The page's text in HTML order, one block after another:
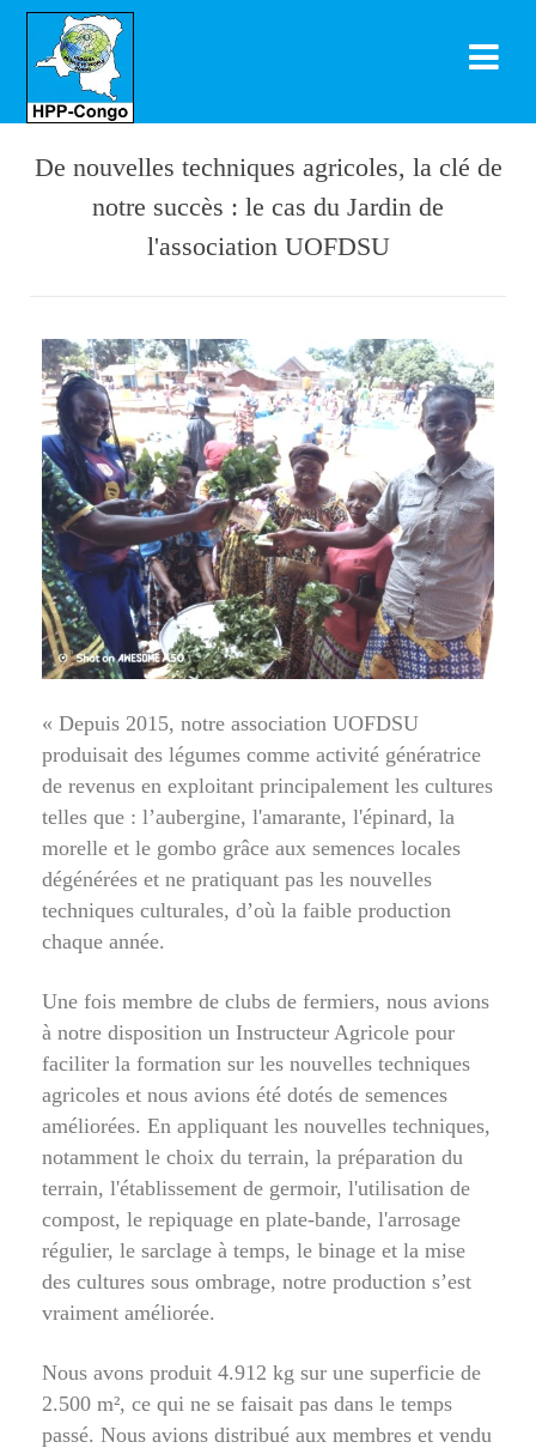
De nouvelles techniques agricoles, la clé de
notre succès : le cas du Jardin de
l'association UOFDSU
« Depuis 2015, notre association UOFDSU
produisait des légumes comme activité génératrice
de revenus en exploitant principalement les cultures
telles que : l’aubergine, l'amarante, l'épinard, la
morelle et le gombo grâce aux semences locales
dégénérées et ne pratiquant pas les nouvelles
techniques culturales, d’où la faible production
chaque année.
Une fois membre de clubs de fermiers, nous avions
à notre disposition un Instructeur Agricole pour
faciliter la formation sur les nouvelles techniques
agricoles et nous avions été dotés de semences
améliorées. En appliquant les nouvelles techniques,
notamment le choix du terrain, la préparation du
terrain, l'établissement de germoir, l'utilisation de
compost, le repiquage en plate-bande, l'arrosage
régulier, le sarclage à temps, le binage et la mise
des cultures sous ombrage, notre production s’est
vraiment améliorée.
Nous avons produit 4.912 kg sur une superficie de
2.500 m², ce qui ne se faisait pas dans le temps
passé. Nous avions distribué aux membres et vendu